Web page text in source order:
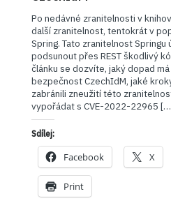
Po nedávné zranitelnosti v
další zranitelnost, tentokrát v
Spring. Tato zranitelnost Springu
podsunout přes REST škodlivý
článku se dozvíte, jaký dopad
bezpečnost CzechIdM, jaké
zabránili zneužití této
vypořádat s CVE-2022-22965
Sdílej:
Facebook X
Print